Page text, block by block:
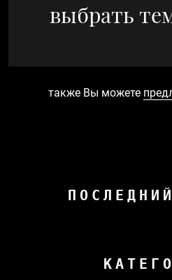
выбрать
также Вы можете